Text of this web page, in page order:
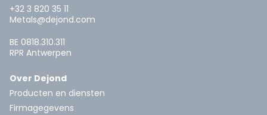
+32 3 820 35 11
Metals@dejond.com
BE 0818.310.311
RPR Antwerpen
Over Dejond
Producten en diensten
Firmagegevens